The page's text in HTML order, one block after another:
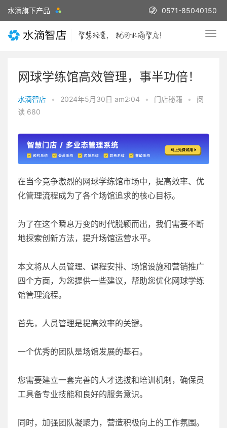
水滴旗下产品 0571-85040150
网球学练馆高效管理，事半功倍！
水滴智店 • 2024年5月30日 am2:04 • 门店秘籍 •
阅
读 680
在当今竞争激烈的网球学练馆市场中，提高效率、优
化管理流程成为了各个场馆追求的核心目标。
为了在这个瞬息万变的时代脱颖而出，我们需要不断
地探索创新方法，提升场馆运营水平。
本文将从人员管理、课程安排、场馆设施和营销推广
四个方面，为您提供一些建议，帮助您优化网球学练
馆管理流程。
首先，人员管理是提高效率的关键。
一个优秀的团队是场馆发展的基石。
您需要建立一套完善的人才选拔和培训机制，确保员
工具备专业技能和良好的服务意识。
同时，加强团队凝聚力，营造积极向上的工作氛围。